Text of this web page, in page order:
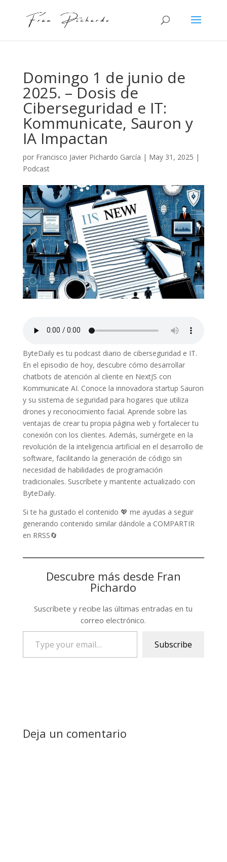
Domingo 1 de junio de
2025. – Dosis de
Ciberseguridad e IT:
Kommunicate, Sauron y
IA Impactan
por Francisco Javier Pichardo García | May 31, 2025 |
Podcast
ByteDaily es tu podcast diario de ciberseguridad e IT.
En el episodio de hoy, descubre cómo desarrollar
chatbots de atención al cliente en NextJS con
Kommunicate AI. Conoce la innovadora startup Sauron
y su sistema de seguridad para hogares que utiliza
drones y reconocimiento facial. Aprende sobre las
ventajas de crear tu propia página web y fortalecer tu
conexión con los clientes. Además, sumérgete en la
revolución de la inteligencia artificial en el desarrollo de
software, facilitando la generación de código sin
necesidad de habilidades de programación
tradicionales. Suscríbete y mantente actualizado con
ByteDaily.
Si te ha gustado el contenido 💖 me ayudas a seguir
generando contenido similar dándole a COMPARTIR
en RRSS🔄
Descubre más desde Fran
Pichardo
Suscríbete y recibe las últimas entradas en tu
correo electrónico.
email…
Subscribe
Deja un comentario